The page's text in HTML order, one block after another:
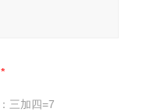
三加四=7